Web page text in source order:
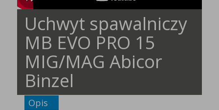
Uchwyt spawalniczy
MB EVO PRO 15
MIG/MAG Abicor
Binzel
Opis